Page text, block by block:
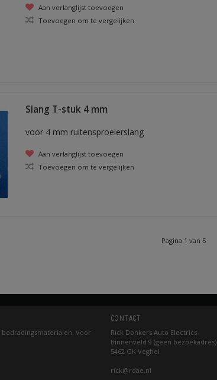
Aan verlanglijst toevoegen
Toevoegen om te vergelijken
Slang T-stuk 4 mm
voor 4 mm ruitensproeierslang
Aan verlanglijst toevoegen
Toevoegen om te vergelijken
Pagina 1 van 5
Voor
CONTACT
Rick Donkers Auto Electrics
Binnenveld 9 (geen bezoekadres)
5462 GK Veghel
rick@rdae.nl